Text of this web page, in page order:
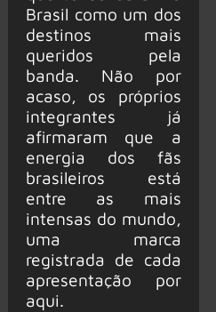
Brasil como um dos
destinos mais
queridos pela
banda. Não por
acaso, os próprios
integrantes já
afirmaram que a
energia dos fãs
brasileiros está
entre as mais
intensas do mundo,
uma marca
registrada de cada
apresentação por
aqui.